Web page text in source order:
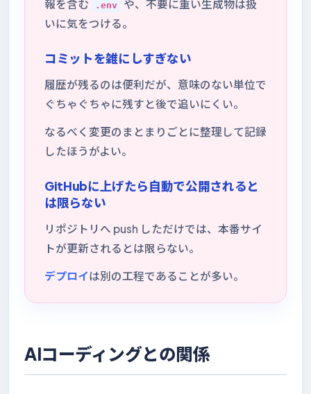
報を含む
.env
や、不要に重い生成物は扱
いに気をつける。
コミットを雑にしすぎない
履歴が残るのは便利だが、意味のない単位で
ぐちゃぐちゃに残すと後で追いにくい。
なるべく変更のまとまりごとに整理して記録
したほうがよい。
GitHubに上げたら自動で公開されると
は限らない
リポジトリへ push しただけでは、本番サイ
トが更新されるとは限らない。
デプロイは別の工程であることが多い。
AIコーディングとの関係